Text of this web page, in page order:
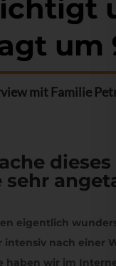
um
mit Familie
sehr
eigentlich
intensiv nach einer
haben wir im